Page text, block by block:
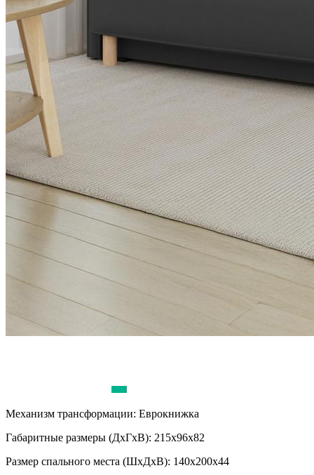
Механизм трансформации: Еврокнижка
Габаритные размеры (ДхГхВ): 215х96х82
Размер спального места (ШхДхВ): 140х200х44